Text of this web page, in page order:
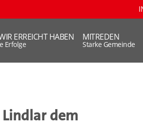
ERREICHT HABEN
Erfolge
MITREDEN
Starke Gemeinde
dem